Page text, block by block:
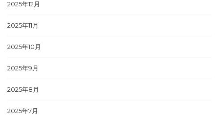
2025年12月
2025年11月
2025年10月
2025年9月
2025年8月
2025年7月